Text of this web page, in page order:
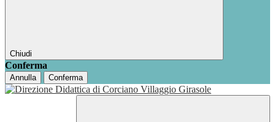
Chiudi
Conferma
Annulla Conferma